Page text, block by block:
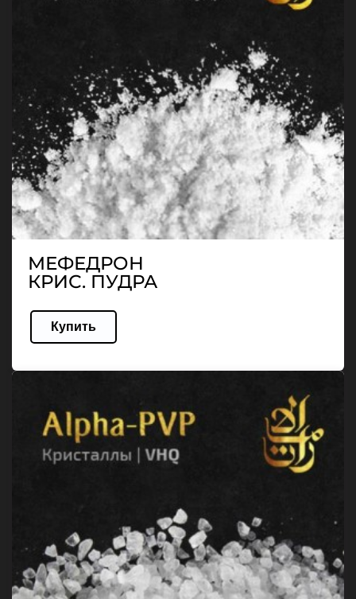
МЕФЕДРОН
КРИС. ПУДРА
Купить